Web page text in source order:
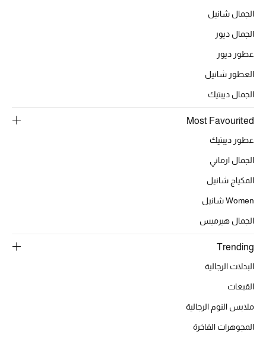
ما وصلنا حديثاً
الموسم الجديد
ركن أناقة المنتجعات
حصريًا عبر الإنترنت
جميع إصدارتنا النسائية
الحب للمحلي
حقائب وأحذية متطابقة
ركن الفخامة
الجمال شانيل
الجمال ديور
عطور ديور
العطور شانيل
الجمال ديبتيك
Most Favourited
عطور ديبتيك
الجمال ارماني
المكياج شانيل
Women شانيل
الجمال هيرميس
Trending
البدلات الرجالية
القبعات
ملابس النوم الرجالية
المجوهرات الفاخرة